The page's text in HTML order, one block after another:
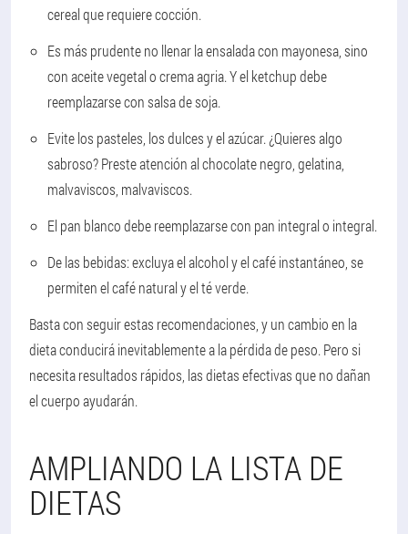
cereal que requiere cocción.
Es más prudente no llenar la ensalada con mayonesa, sino
con aceite vegetal o crema agria. Y el ketchup debe
reemplazarse con salsa de soja.
Evite los pasteles, los dulces y el azúcar. ¿Quieres algo
sabroso? Preste atención al chocolate negro, gelatina,
malvaviscos, malvaviscos.
El pan blanco debe reemplazarse con pan integral o integral.
De las bebidas: excluya el alcohol y el café instantáneo, se
permiten el café natural y el té verde.
Basta con seguir estas recomendaciones, y un cambio en la
dieta conducirá inevitablemente a la pérdida de peso. Pero si
necesita resultados rápidos, las dietas efectivas que no dañan
el cuerpo ayudarán.
AMPLIANDO LA LISTA DE
DIETAS